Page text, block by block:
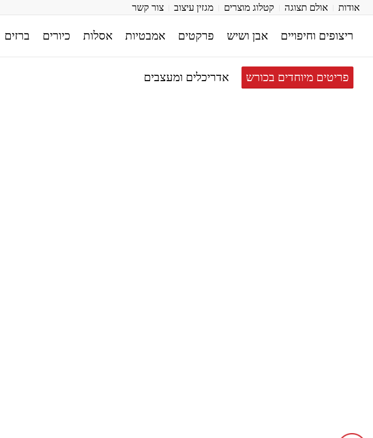
אודות אולם תצוגה קטלוג מוצרים מגזין עיצוב צור קשר
ריצופים וחיפויים אבן ושיש פרקטים אמבטיות אסלות כיורים ברזים
פריטים מיוחדים בכורש אדריכלים ומעצבים